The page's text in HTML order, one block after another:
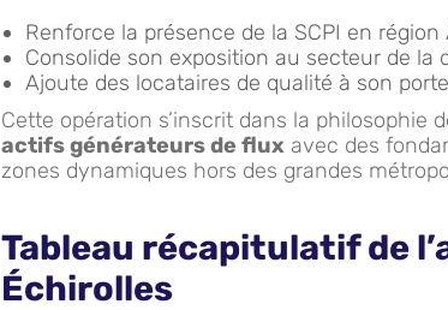
Renforce la présence de la SCPI en
Consolide son exposition au secteur de la
Ajoute des locataires de qualité à son
Cette opération s’inscrit dans la philosophie
actifs générateurs de flux avec des
zones dynamiques hors des grandes
Tableau récapitulatif de
Échirolles